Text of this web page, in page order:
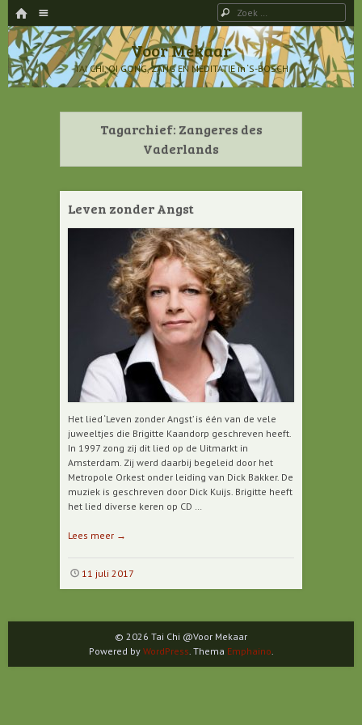
HOME
SPRING NAAR INHOUD
Zoeken
Voor Mekaar
TAI CHI, QI GONG, ZANG EN MEDITATIE in ‘S-BOSCH
Tagarchief: Zangeres des
Vaderlands
Leven zonder Angst
Het lied ‘Leven zonder Angst’ is één van de vele
juweeltjes die Brigitte Kaandorp geschreven heeft.
In 1997 zong zij dit lied op de Uitmarkt in
Amsterdam. Zij werd daarbij begeleid door het
Metropole Orkest onder leiding van Dick Bakker. De
muziek is geschreven door Dick Kuijs. Brigitte heeft
het lied diverse keren op CD …
Lees meer →
11 juli 2017
© 2026 Tai Chi @Voor Mekaar
Powered by WordPress. Thema Emphaino.